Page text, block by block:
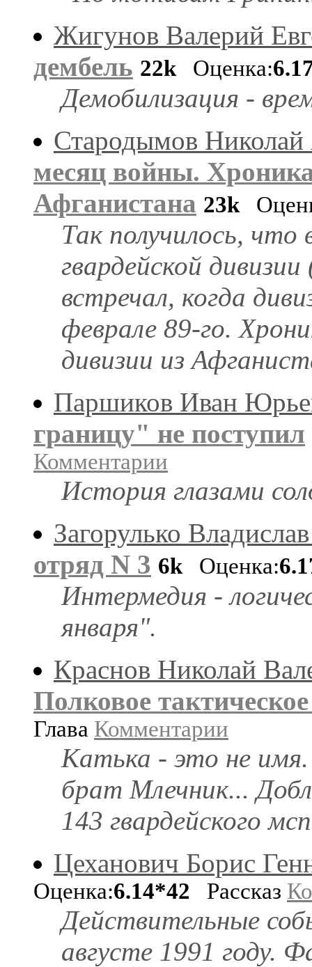
Жигунов Валерий
дембель 22k Оценка:
Демобилизация -
Стародымов Николай
месяц войны.
Афганистана 23k
Так получилось,
гвардейской
встречал, когда
феврале 89-го.
дивизии из
Паршиков Иван
границу" не поступил
Комментарии
История глазами
Загорулько
отряд N 3 6k Оценка:
Интермедия -
января".
Краснов Николай
Полковое
Глава Комментарии
Катька - это не
брат Млечник...
143 гвардейского
Цеханович Борис
Оценка:6.14*42 Рассказ
Действительные
августе 1991 году.